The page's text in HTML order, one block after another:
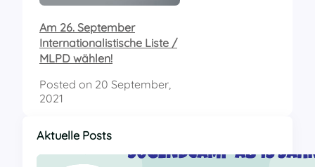
Am 26. September
Internationalistische Liste /
MLPD wählen!
Posted on 20 September,
2021
Aktuelle Posts